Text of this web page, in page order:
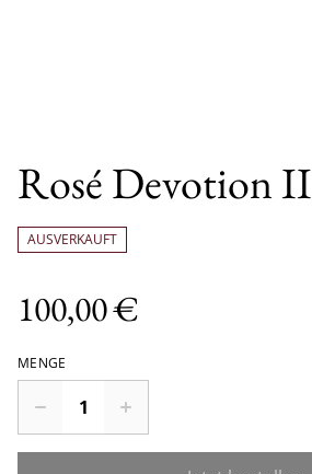
Rosé Devotion II
AUSVERKAUFT
100,00 €
MENGE